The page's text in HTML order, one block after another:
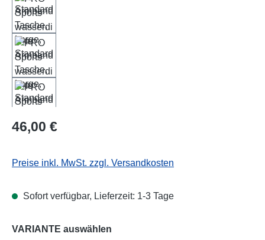
Regulärer Preis:
46,00 €
Preise inkl. MwSt. zzgl. Versandkosten
Sofort verfügbar, Lieferzeit: 1-3 Tage
VARIANTE auswählen